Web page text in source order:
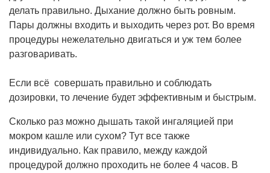
делать правильно. Дыхание должно быть ровным.
Пары должны входить и выходить через рот. Во время
процедуры нежелательно двигаться и уж тем более
разговаривать.
Если всё совершать правильно и соблюдать
дозировки, то лечение будет эффективным и быстрым.
Сколько раз можно дышать такой ингаляцией при
мокром кашле или сухом? Тут все также
индивидуально. Как правило, между каждой
процедурой должно проходить не более 4 часов. В